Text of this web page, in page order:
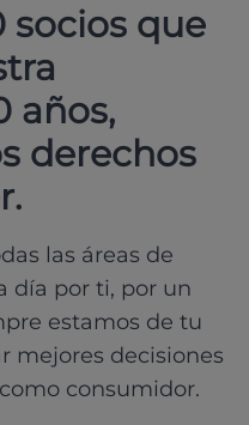
socios que
años,
derechos
las áreas de
día por ti, por un
estamos de tu
mejores decisiones
consumidor.